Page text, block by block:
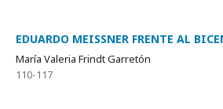
EDUARDO MEISSNER FRENTE AL
María Valeria Frindt Garretón
110-117